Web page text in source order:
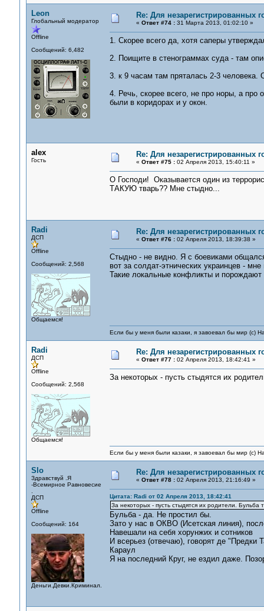
Leon
Глобальный модератор
Offline
Сообщений: 6,482
Re: Для незарегистрированных
« Ответ #74 :31 Марта 2013, 01:02:10 »
1. Скорее всего да, хотя саперы
2. Поищите в стенограммах суда - там
3. к 9 часам там пряталась 2-3
4. Речь, скорее всего, не про норы, а про
были в коридорах и у окон.
alex
Гость
Re: Для незарегистрированных
« Ответ #75 :02 Апреля 2013, 15:40:11 »
О Господи! Оказывается один из
ТАКУЮ тварь?? Мне стыдно...
Radi
ДСП
Offline
Сообщений: 2,568
Общаемся!
Re: Для незарегистрированных
« Ответ #76 :02 Апреля 2013, 18:39:38 »
Стыдно - не видно. Я с боевиками
вот за солдат-этнических украинцев -
Такие локальные конфликты и
Если бы у меня были казаки, я завоевал бы мир (с)
Radi
ДСП
Offline
Сообщений: 2,568
Общаемся!
Re: Для незарегистрированных
« Ответ #77 :02 Апреля 2013, 18:42:41 »
За некоторых - пусть стыдятся их
Если бы у меня были казаки, я завоевал бы мир (с)
Slo
Здравствуй .Я
-Всемирное Равновесие
ДСП
Offline
Сообщений: 164
Деньги.Девки.Криминал.
Re: Для незарегистрированных
« Ответ #78 :02 Апреля 2013, 21:16:49 »
Цитата: Radi от 02 Апреля 2013, 18:42:41
За некоторых - пусть стыдятся их родители. Бульба
Бульба - да. Не простил бы.
Зато у нас в ОКВО (Исетская линия),
Навешали на себя хорунжих и сотников
И всерьез (отвечаю), говорят де "Предки
Караул
Я на последний Круг, не ездил даже.